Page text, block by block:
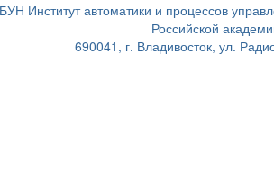
Институт автоматики и процессов
Российской
690041, г. Владивосток, ул.